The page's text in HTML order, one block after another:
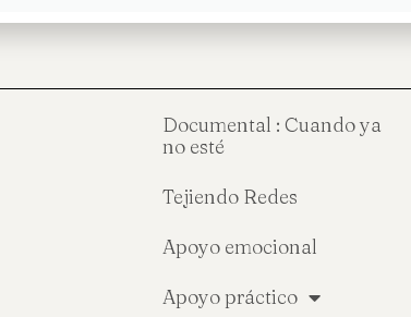
Documental : Cuando ya
no esté
Tejiendo Redes
Apoyo emocional
Apoyo práctico